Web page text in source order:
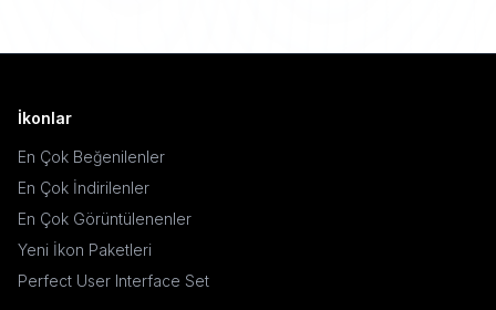
İkonlar
En Çok Beğenilenler
En Çok İndirilenler
En Çok Görüntülenenler
Yeni İkon Paketleri
Perfect User Interface Set